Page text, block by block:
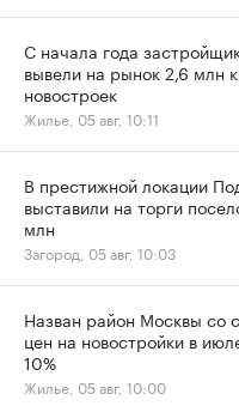
С начала года
вывели на рынок 2,6 млн
новостроек
Жилье, 05 авг, 10:11
В престижной локации
выставили на торги
млн
Загород, 05 авг, 10:03
Назван район Москвы со
цен на новостройки в
10%
Жилье, 05 авг, 10:00